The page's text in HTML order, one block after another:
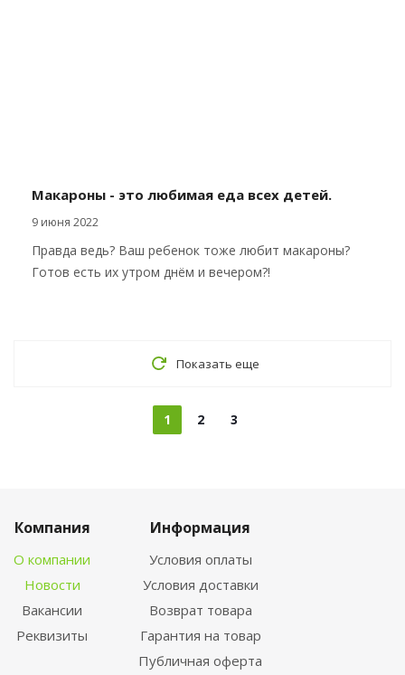
Макароны - это любимая еда всех детей.
9 июня 2022
Правда ведь? Ваш ребенок тоже любит макароны?
Готов есть их утром днём и вечером?!
Показать еще
1 2 3
Компания
О компании
Новости
Вакансии
Реквизиты
Информация
Условия оплаты
Условия доставки
Возврат товара
Гарантия на товар
Публичная оферта